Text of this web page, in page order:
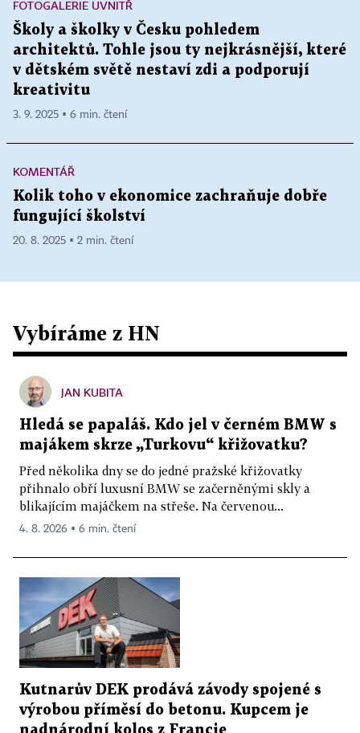
FOTOGALERIE UVNITŘ
Školy a školky v Česku pohledem
architektů. Tohle jsou ty nejkrásnější, které
v dětském světě nestaví zdi a podporují
kreativitu
3. 9. 2025 ▪ 6 min. čtení
KOMENTÁŘ
Kolik toho v ekonomice zachraňuje dobře
fungující školství
20. 8. 2025 ▪ 2 min. čtení
Vybíráme z HN
JAN KUBITA
Hledá se papaláš. Kdo jel v černém BMW s
majákem skrze „Turkovu“ křižovatku?
Před několika dny se do jedné pražské křižovatky
přihnalo obří luxusní BMW se začerněnými skly a
blikajícím majáčkem na střeše. Na červenou...
4. 8. 2026 ▪ 6 min. čtení
Kutnarův DEK prodává závody spojené s
výrobou příměsí do betonu. Kupcem je
nadnárodní kolos z Francie